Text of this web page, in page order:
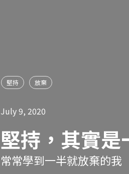
堅持 放棄
July 9, 2020
堅持，其實
常常學到一半就放棄的我